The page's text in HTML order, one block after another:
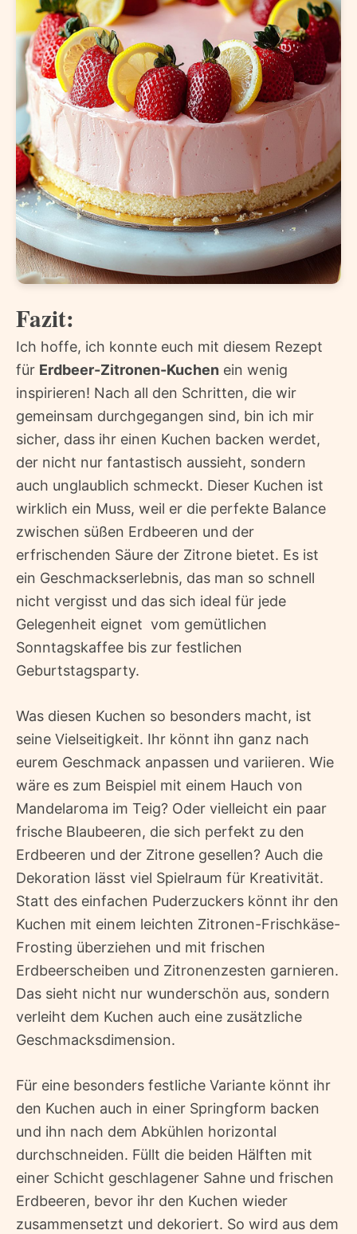
Fazit:
Ich hoffe, ich konnte euch mit diesem Rezept
für Erdbeer-Zitronen-Kuchen ein wenig
inspirieren! Nach all den Schritten, die wir
gemeinsam durchgegangen sind, bin ich mir
sicher, dass ihr einen Kuchen backen werdet,
der nicht nur fantastisch aussieht, sondern
auch unglaublich schmeckt. Dieser Kuchen ist
wirklich ein Muss, weil er die perfekte Balance
zwischen süßen Erdbeeren und der
erfrischenden Säure der Zitrone bietet. Es ist
ein Geschmackserlebnis, das man so schnell
nicht vergisst und das sich ideal für jede
Gelegenheit eignet  vom gemütlichen
Sonntagskaffee bis zur festlichen
Geburtstagsparty.
Was diesen Kuchen so besonders macht, ist
seine Vielseitigkeit. Ihr könnt ihn ganz nach
eurem Geschmack anpassen und variieren. Wie
wäre es zum Beispiel mit einem Hauch von
Mandelaroma im Teig? Oder vielleicht ein paar
frische Blaubeeren, die sich perfekt zu den
Erdbeeren und der Zitrone gesellen? Auch die
Dekoration lässt viel Spielraum für Kreativität.
Statt des einfachen Puderzuckers könnt ihr den
Kuchen mit einem leichten Zitronen-Frischkäse-
Frosting überziehen und mit frischen
Erdbeerscheiben und Zitronenzesten garnieren.
Das sieht nicht nur wunderschön aus, sondern
verleiht dem Kuchen auch eine zusätzliche
Geschmacksdimension.
Für eine besonders festliche Variante könnt ihr
den Kuchen auch in einer Springform backen
und ihn nach dem Abkühlen horizontal
durchschneiden. Füllt die beiden Hälften mit
einer Schicht geschlagener Sahne und frischen
Erdbeeren, bevor ihr den Kuchen wieder
zusammensetzt und dekoriert. So wird aus dem